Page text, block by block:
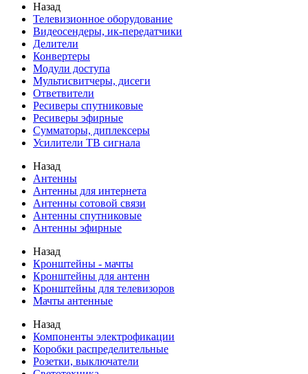
Назад
Телевизионное оборудование
Видеосендеры, ик-передатчики
Делители
Конвертеры
Модули доступа
Мультисвитчеры, дисеги
Ответвители
Ресиверы спутниковые
Ресиверы эфирные
Сумматоры, диплексеры
Усилители ТВ сигнала
Назад
Антенны
Антенны для интернета
Антенны сотовой связи
Антенны спутниковые
Антенны эфирные
Назад
Кронштейны - мачты
Кронштейны для антенн
Кронштейны для телевизоров
Мачты антенные
Назад
Компоненты электрофикации
Коробки распределительные
Розетки, выключатели